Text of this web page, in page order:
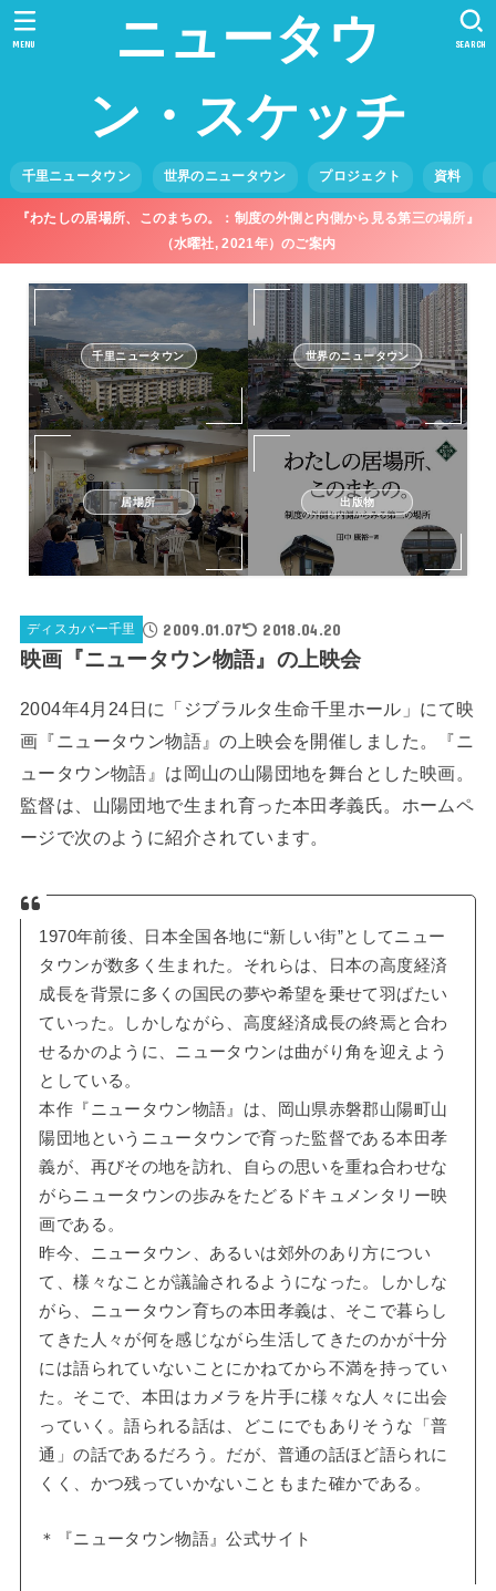
ニュータウ
ン・スケッチ
千里ニュータウン 世界のニュータウン プロジェクト 資料
SEARCH
MENU
『わたしの居場所、このまちの。：制度の外側と内側から見る第三の場所』
（水曜社, 2021年）のご案内
千里ニュータウン 世界のニュータウン
居場所 出版物
ディスカバー千里 2009.01.07 2018.04.20
映画『ニュータウン物語』の上映会
2004年4月24日に「ジブラルタ生命千里ホール」にて映
画『ニュータウン物語』の上映会を開催しました。『ニ
ュータウン物語』は岡山の山陽団地を舞台とした映画。
監督は、山陽団地で生まれ育った本田孝義氏。ホームペ
ージで次のように紹介されています。
1970年前後、日本全国各地に“新しい街”としてニュー
タウンが数多く生まれた。それらは、日本の高度経済
成長を背景に多くの国民の夢や希望を乗せて羽ばたい
ていった。しかしながら、高度経済成長の終焉と合わ
せるかのように、ニュータウンは曲がり角を迎えよう
としている。
本作『ニュータウン物語』は、岡山県赤磐郡山陽町山
陽団地というニュータウンで育った監督である本田孝
義が、再びその地を訪れ、自らの思いを重ね合わせな
がらニュータウンの歩みをたどるドキュメンタリー映
画である。
昨今、ニュータウン、あるいは郊外のあり方につい
て、様々なことが議論されるようになった。しかしな
がら、ニュータウン育ちの本田孝義は、そこで暮らし
てきた人々が何を感じながら生活してきたのかが十分
には語られていないことにかねてから不満を持ってい
た。そこで、本田はカメラを片手に様々な人々に出会
っていく。語られる話は、どこにでもありそうな「普
通」の話であるだろう。だが、普通の話ほど語られに
くく、かつ残っていかないこともまた確かである。
＊『ニュータウン物語』公式サイト